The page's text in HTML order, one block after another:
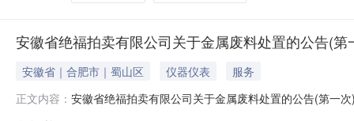
安徽省绝福拍卖有限公司关于金属废料处置的公告(
安徽省｜合肥市｜蜀山区 仪器仪表
服务
正文内容： 安徽省绝福拍卖有限公司关于金属废料处置的公告(第一